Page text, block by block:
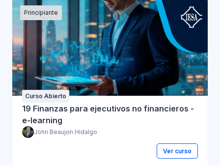
Principiante
Curso Abierto
19 Finanzas para ejecutivos no financieros -
e-learning
John Beaujon Hidalgo
Ver curso